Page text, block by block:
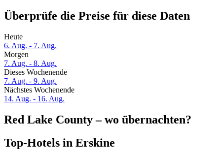
Überprüfe die Preise für diese Daten
Heute
6. Aug. - 7. Aug.
Morgen
7. Aug. - 8. Aug.
Dieses Wochenende
7. Aug. - 9. Aug.
Nächstes Wochenende
14. Aug. - 16. Aug.
Red Lake County – wo übernachten?
Top-Hotels in Erskine